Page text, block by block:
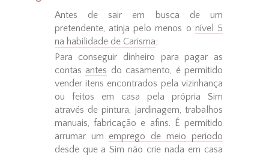
Antes de sair em busca de um
pretendente, atinja pelo menos o nível 5
na habilidade de Carisma;
Para conseguir dinheiro para pagar as
contas antes do casamento, é permitido
vender itens encontrados pela vizinhança
ou feitos em casa pela própria Sim
através de pintura, jardinagem, trabalhos
manuais, fabricação e afins. É permitido
arrumar um emprego de meio período
desde que a Sim não crie nada em casa